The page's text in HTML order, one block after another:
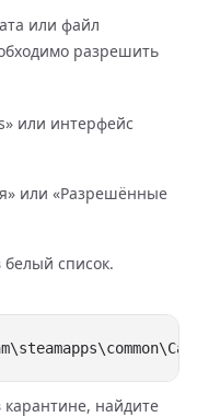
или файл
разрешить
или интерфейс
или «Разрешённые
белый список.
карантине, найдите